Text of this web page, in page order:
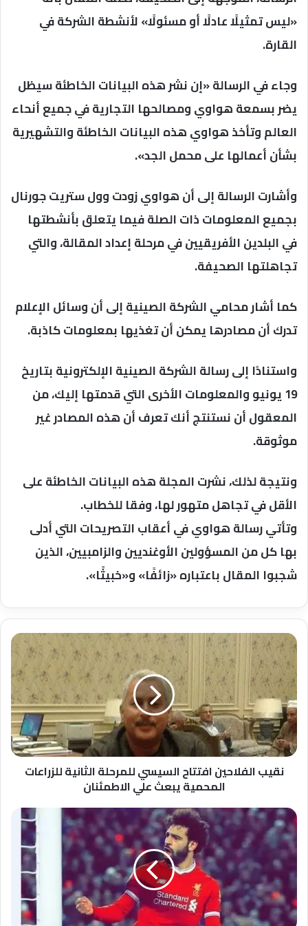
«ليس تمثيلًا عادلًا أو مسئولًا» لأنشطة الشركة في
القارة.
وجاء في الرسالة «إن نشر هذه البيانات الخاطئة سيظل
يضر بسمعة هواوي ومصالحها التجارية في جميع أنحاء
العالم وتأخذ هواوي هذه البيانات الخاطئة والتشهيرية
بشأن أعمالها على محمل الجد».
وأشارت الرسالة إلى أن هواوي زودت وول ستريت جورنال
بجميع المعلومات ذات الصلة فيما يتعلق بأنشطتها
في البلدين الأفريقيين في مرحلة إعداد المقالة، والتي
تجاهلتها الصحيفة.
كما أشار محامي الشركة الصينية إلى أن وسائل الإعلام
تدرك أن مصادرها يمكن أن تغذيها بمعلومات كاذبة.
واستنادًا إلى رسالة الشركة الصينية الإلكترونية بتاريخ
19 يونيو والمعلومات الأخرى التي قدمتها إليك، من
المعقول أن نستنتج أنك تعرف أن هذه المصادر غير
موثوقة.
ونتيجة لذلك، نشرت المجلة هذه البيانات الخاطئة على
الأقل في تجاهل متهور لها، وفقا للخطاب.
وتأتي رسالة هواوي في أعقاب التصريحات التي أدلى
بها كل من المسؤولين الأوغنديين والزامبيين، الذين
شجبوا المقال باعتباره «زائفًا» و«خبيثًا».
نقيب
الفلاحين
افتتاح
السيسي
للمرحلة
الثانية
للزراعات
المحمية
يبعث
علينقيب الفلاحين افتتاح السيسي للمرحلة الثانية للزراعات
المحمية يبعث علي الاطمئنان
محمد
صلاح
يهدر
هدفا
محققا
أمام
ساوثهامبتون